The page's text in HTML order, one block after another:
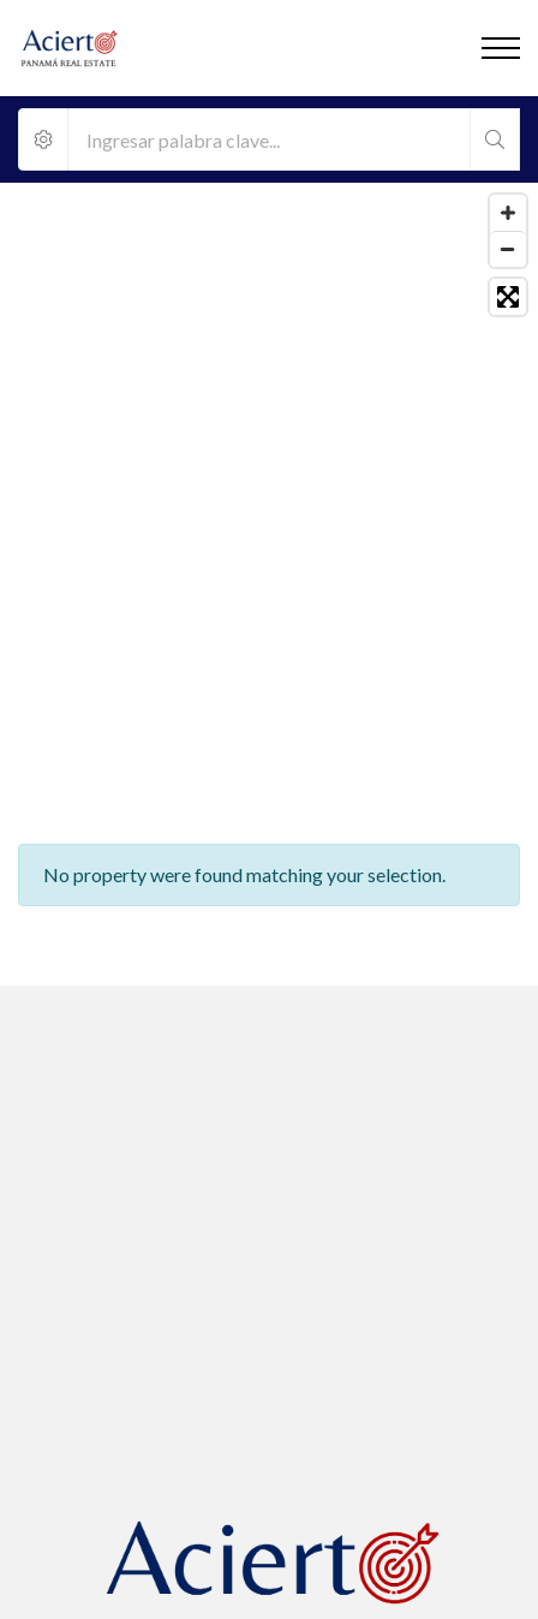
No property were found matching your selection.